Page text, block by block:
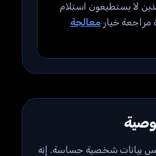
لا يستطيعون استلام
مراجعة خيار معالجة
بيانات شخصية حساسة. إنه